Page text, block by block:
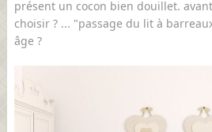
présent un cocon bien douillet.
choisir ? ... "passage du lit à
âge ?